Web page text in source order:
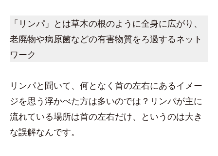
「リンパ」とは草木の根のように全身に広がり、
老廃物や病原菌などの有害物質をろ過するネット
ワーク
リンパと聞いて、何となく首の左右にあるイメー
ジを思う浮かべた方は多いのでは？リンパが主に
流れている場所は首の左右だけ、というのは大き
な誤解なんです。